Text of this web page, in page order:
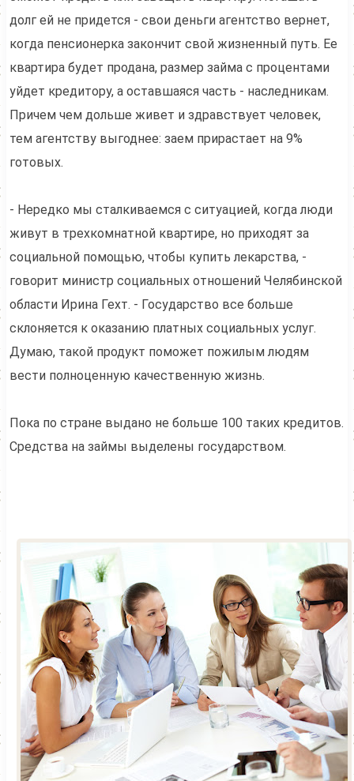
долг ей не придется - свои деньги агентство вернет,
когда пенсионерка закончит свой жизненный путь. Ее
квартира будет продана, размер займа с процентами
уйдет кредитору, а оставшаяся часть - наследникам.
Причем чем дольше живет и здравствует человек,
тем агентству выгоднее: заем прирастает на 9%
готовых.
- Нередко мы сталкиваемся с ситуацией, когда люди
живут в трехкомнатной квартире, но приходят за
социальной помощью, чтобы купить лекарства, -
говорит министр социальных отношений Челябинской
области Ирина Гехт. - Государство все больше
склоняется к оказанию платных социальных услуг.
Думаю, такой продукт поможет пожилым людям
вести полноценную качественную жизнь.
Пока по стране выдано не больше 100 таких кредитов.
Средства на займы выделены государством.